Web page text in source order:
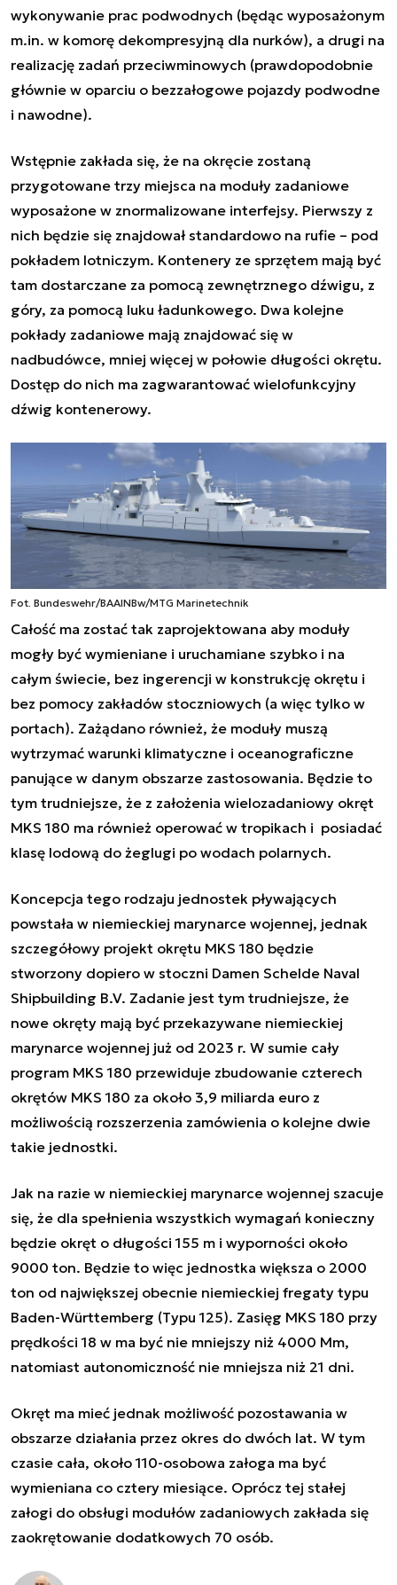
wykonywanie prac podwodnych (będąc wyposażonym
m.in. w komorę dekompresyjną dla nurków), a drugi na
realizację zadań przeciwminowych (prawdopodobnie
głównie w oparciu o bezzałogowe pojazdy podwodne
i nawodne).
Wstępnie zakłada się, że na okręcie zostaną
przygotowane trzy miejsca na moduły zadaniowe
wyposażone w znormalizowane interfejsy. Pierwszy z
nich będzie się znajdował standardowo na rufie – pod
pokładem lotniczym. Kontenery ze sprzętem mają być
tam dostarczane za pomocą zewnętrznego dźwigu, z
góry, za pomocą luku ładunkowego. Dwa kolejne
pokłady zadaniowe mają znajdować się w
nadbudówce, mniej więcej w połowie długości okrętu.
Dostęp do nich ma zagwarantować wielofunkcyjny
dźwig kontenerowy.
Fot. Bundeswehr/BAAINBw/MTG Marinetechnik
Całość ma zostać tak zaprojektowana aby moduły
mogły być wymieniane i uruchamiane szybko i na
całym świecie, bez ingerencji w konstrukcję okrętu i
bez pomocy zakładów stoczniowych (a więc tylko w
portach). Zażądano również, że moduły muszą
wytrzymać warunki klimatyczne i oceanograficzne
panujące w danym obszarze zastosowania. Będzie to
tym trudniejsze, że z założenia wielozadaniowy okręt
MKS 180 ma również operować w tropikach i posiadać
klasę lodową do żeglugi po wodach polarnych.
Koncepcja tego rodzaju jednostek pływających
powstała w niemieckiej marynarce wojennej, jednak
szczegółowy projekt okrętu MKS 180 będzie
stworzony dopiero w stoczni Damen Schelde Naval
Shipbuilding B.V. Zadanie jest tym trudniejsze, że
nowe okręty mają być przekazywane niemieckiej
marynarce wojennej już od 2023 r. W sumie cały
program MKS 180 przewiduje zbudowanie czterech
okrętów MKS 180 za około 3,9 miliarda euro z
możliwością rozszerzenia zamówienia o kolejne dwie
takie jednostki.
Jak na razie w niemieckiej marynarce wojennej szacuje
się, że dla spełnienia wszystkich wymagań konieczny
będzie okręt o długości 155 m i wyporności około
9000 ton. Będzie to więc jednostka większa o 2000
ton od największej obecnie niemieckiej fregaty typu
Baden-Württemberg (Typu 125). Zasięg MKS 180 przy
prędkości 18 w ma być nie mniejszy niż 4000 Mm,
natomiast autonomiczność nie mniejsza niż 21 dni.
Okręt ma mieć jednak możliwość pozostawania w
obszarze działania przez okres do dwóch lat. W tym
czasie cała, około 110-osobowa załoga ma być
wymieniana co cztery miesiące. Oprócz tej stałej
załogi do obsługi modułów zadaniowych zakłada się
zaokrętowanie dodatkowych 70 osób.